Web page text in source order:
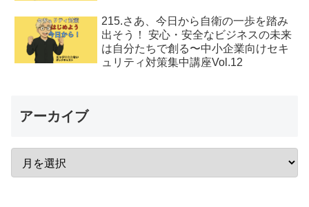
215.さあ、今日から自衛の一歩を踏み
出そう！ 安心・安全なビジネスの未来
は自分たちで創る〜中小企業向けセキ
ュリティ対策集中講座Vol.12
アーカイブ